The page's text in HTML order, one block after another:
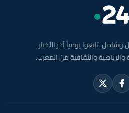
تابعوا يومياً آخر الأخبار
والرياضية والثقافية من المغرب.